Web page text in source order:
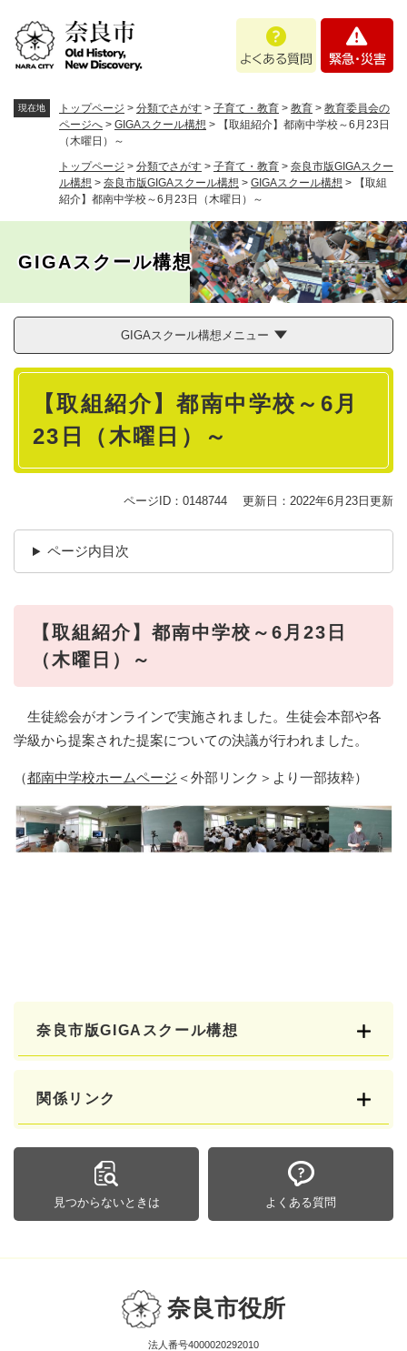
あ
問
・
現在地 トップページ > 分類でさがす > 子育て・教育 > 教育 > 教育委員会の
ページへ > GIGAスクール構想 >
【取組紹介】都南中学校～6月23日
（木曜日）～
トップページ > 分類でさがす > 子育て・教育 > 奈良市版GIGAスクー
ル構想 > 奈良市版GIGAスクール構想 > GIGAスクール構想 >
【取組
紹介】都南中学校～6月23日（木曜日）～
GIGAスクール構想
GIGAスクール構想メニュー
本
【取組紹介】都南中学校～6月
23日（木曜日）～
ページID：0148744 更新日：2022年6月23日更新
ページ内目次
【取組紹介】都南中学校～6月23日
（木曜日）～
生徒総会がオンラインで実施されました。生徒会本部や各
学級から提案された提案についての決議が行われました。
（都南中学校ホームページ ＜外部リンク＞ より一部抜粋）
奈良市版GIGAスクール構想
関係リンク
見つからないときは よくある質問
奈良市役所
法人番号4000020292010